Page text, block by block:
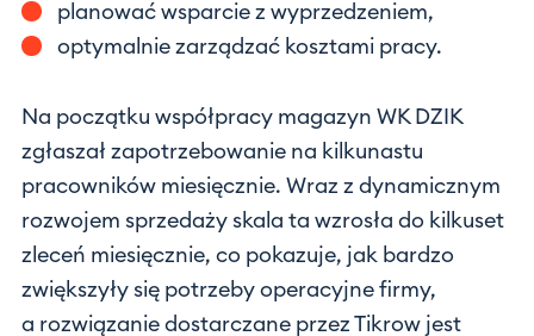
planować wsparcie z wyprzedzeniem,
optymalnie zarządzać kosztami pracy.
Na początku współpracy magazyn WK DZIK
zgłaszał zapotrzebowanie na kilkunastu
pracowników miesięcznie. Wraz z dynamicznym
rozwojem sprzedaży skala ta wzrosła do kilkuset
zleceń miesięcznie, co pokazuje, jak bardzo
zwiększyły się potrzeby operacyjne firmy,
a rozwiązanie dostarczane przez Tikrow jest